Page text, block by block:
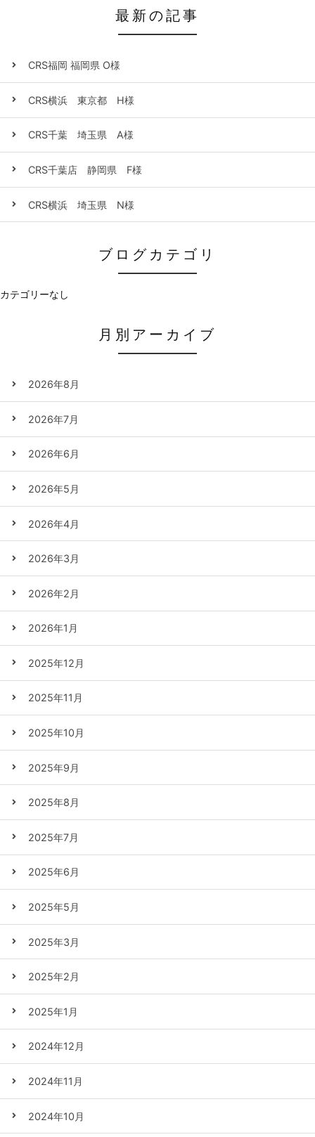
最新の記事
CRS福岡 福岡県 O様
CRS横浜 東京都 H様
CRS千葉 埼玉県 A様
CRS千葉店 静岡県 F様
CRS横浜 埼玉県 N様
ブログカテゴリ
カテゴリーなし
月別アーカイブ
2026年8月
2026年7月
2026年6月
2026年5月
2026年4月
2026年3月
2026年2月
2026年1月
2025年12月
2025年11月
2025年10月
2025年9月
2025年8月
2025年7月
2025年6月
2025年5月
2025年3月
2025年2月
2025年1月
2024年12月
2024年11月
2024年10月